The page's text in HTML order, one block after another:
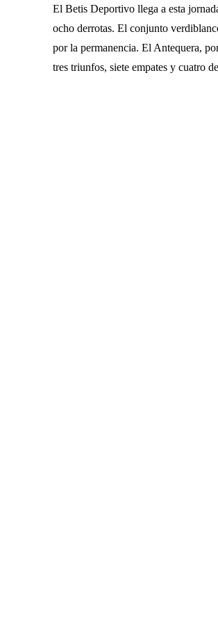
El Betis Deportivo llega a esta
ocho derrotas. El conjunto
por la permanencia. El Antequera,
tres triunfos, siete empates y cuatro